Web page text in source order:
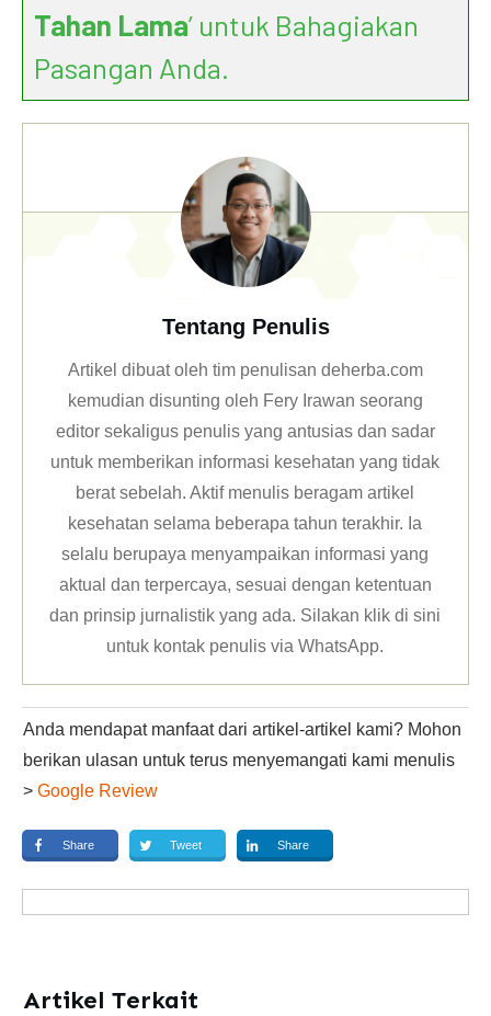
Tahan Lama’ untuk Bahagiakan
Pasangan Anda.
Tentang Penulis
Artikel dibuat oleh tim penulisan deherba.com
kemudian disunting oleh Fery Irawan seorang
editor sekaligus penulis yang antusias dan sadar
untuk memberikan informasi kesehatan yang tidak
berat sebelah. Aktif menulis beragam artikel
kesehatan selama beberapa tahun terakhir. Ia
selalu berupaya menyampaikan informasi yang
aktual dan terpercaya, sesuai dengan ketentuan
dan prinsip jurnalistik yang ada. Silakan klikdi sini
untuk kontak penulis via WhatsApp.
Anda mendapat manfaat dari artikel-artikel kami? Mohon
berikan ulasan untuk terus menyemangati kami menulis
> Google Review
Share Tweet Share
Artikel Terkait